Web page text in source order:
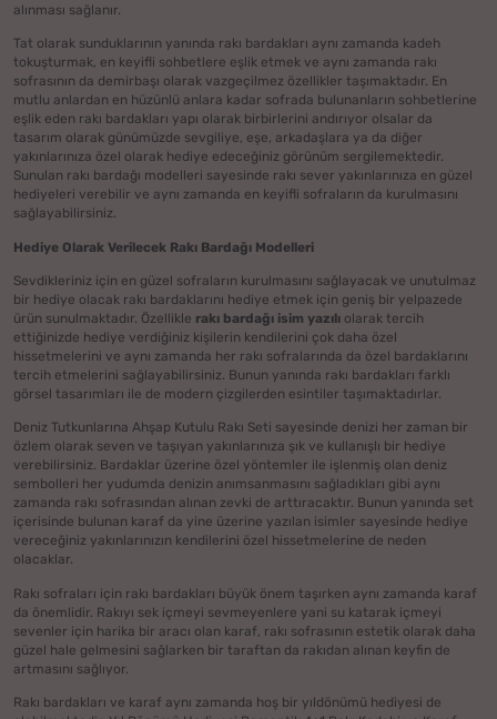
alınması sağlanır.
Tat olarak sunduklarının yanında rakı bardakları aynı zamanda kadeh
tokuşturmak, en keyifli sohbetlere eşlik etmek ve aynı zamanda rakı
sofrasının da demirbaşı olarak vazgeçilmez özellikler taşımaktadır. En
mutlu anlardan en hüzünlü anlara kadar sofrada bulunanların sohbetlerine
eşlik eden rakı bardakları yapı olarak birbirlerini andırıyor olsalar da
tasarım olarak günümüzde sevgiliye, eşe, arkadaşlara ya da diğer
yakınlarınıza özel olarak hediye edeceğiniz görünüm sergilemektedir.
Sunulan rakı bardağı modelleri sayesinde rakı sever yakınlarınıza en güzel
hediyeleri verebilir ve aynı zamanda en keyifli sofraların da kurulmasını
sağlayabilirsiniz.
Hediye Olarak Verilecek Rakı Bardağı Modelleri
Sevdikleriniz için en güzel sofraların kurulmasını sağlayacak ve unutulmaz
bir hediye olacak rakı bardaklarını hediye etmek için geniş bir yelpazede
ürün sunulmaktadır. Özellikle rakı bardağı isim yazılı olarak tercih
ettiğinizde hediye verdiğiniz kişilerin kendilerini çok daha özel
hissetmelerini ve aynı zamanda her rakı sofralarında da özel bardaklarını
tercih etmelerini sağlayabilirsiniz. Bunun yanında rakı bardakları farklı
görsel tasarımları ile de modern çizgilerden esintiler taşımaktadırlar.
Deniz Tutkunlarına Ahşap Kutulu Rakı Seti sayesinde denizi her zaman bir
özlem olarak seven ve taşıyan yakınlarınıza şık ve kullanışlı bir hediye
verebilirsiniz. Bardaklar üzerine özel yöntemler ile işlenmiş olan deniz
sembolleri her yudumda denizin anımsanmasını sağladıkları gibi aynı
zamanda rakı sofrasından alınan zevki de arttıracaktır. Bunun yanında set
içerisinde bulunan karaf da yine üzerine yazılan isimler sayesinde hediye
vereceğiniz yakınlarınızın kendilerini özel hissetmelerine de neden
olacaklar.
Rakı sofraları için rakı bardakları büyük önem taşırken aynı zamanda karaf
da önemlidir. Rakıyı sek içmeyi sevmeyenlere yani su katarak içmeyi
sevenler için harika bir aracı olan karaf, rakı sofrasının estetik olarak daha
güzel hale gelmesini sağlarken bir taraftan da rakıdan alınan keyfin de
artmasını sağlıyor.
Rakı bardakları ve karaf aynı zamanda hoş bir yıldönümü hediyesi de